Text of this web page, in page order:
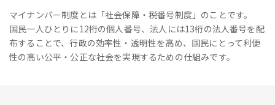
マイナンバー制度とは「社会保障・税番号制度」のことです。
国民一人ひとりに12桁の個人番号、法人には13桁の法人番号を配
布することで、 行政の効率性・透明性を高め、国民にとって利便
性の高い公平・公正な社会を実現するための仕組みです。